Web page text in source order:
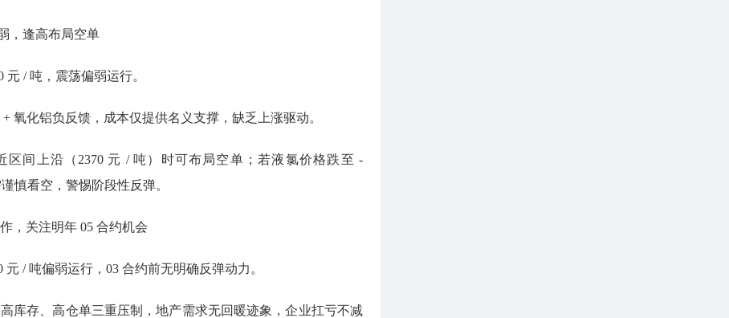
，逢高布局空单
元 / 吨，震荡偏弱运行。
氧化铝负反馈，成本仅提供名义支撑，缺乏上涨驱动。
区间上沿（2370 元 / 吨）时可布局空单；若液氯价格跌至 -
慎看空，警惕阶段性反弹。
，关注明年 05 合约机会
元 / 吨偏弱运行，03 合约前无明确反弹动力。
库存、高仓单三重压制，地产需求无回暖迹象，企业扛亏不减